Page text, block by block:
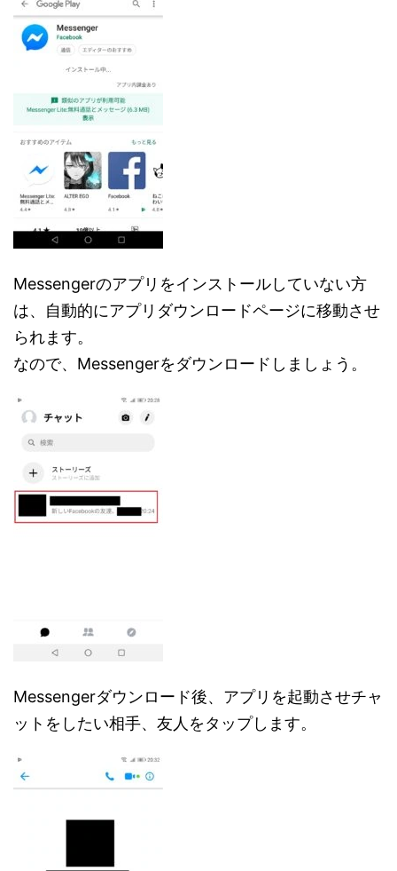
Messengerのアプリをインストールしていない方
は、自動的にアプリダウンロードページに移動させ
られます。
なので、Messengerをダウンロードしましょう。
Messengerダウンロード後、アプリを起動させチャ
ットをしたい相手、友人をタップします。